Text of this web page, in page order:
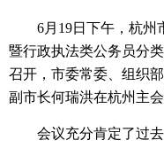
6月19日下午，杭州
暨行政执法类公务员分
召开，市委常委、组织
副市长何瑞洪在杭州主
会议充分肯定了过